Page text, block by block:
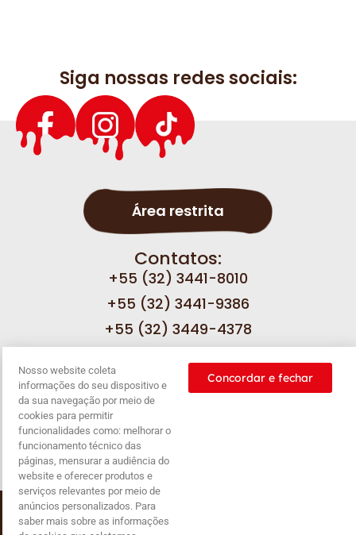
Siga nossas redes sociais:
Área restrita
Contatos:
+55 (32) 3441-8010
+55 (32) 3441-9386
+55 (32) 3449-4378
Fale com a gente
Nossas
promoções
Política de
privacidade
Copyright © 2024 |Sol & Neve. Todos os direitos
reservados
Nosso website coleta
informações do seu dispositivo e
da sua navegação por meio de
cookies para permitir
funcionalidades como: melhorar o
funcionamento técnico das
páginas, mensurar a audiência do
website e oferecer produtos e
serviços relevantes por meio de
anúncios personalizados. Para
saber mais sobre as informações
Concordar e fechar